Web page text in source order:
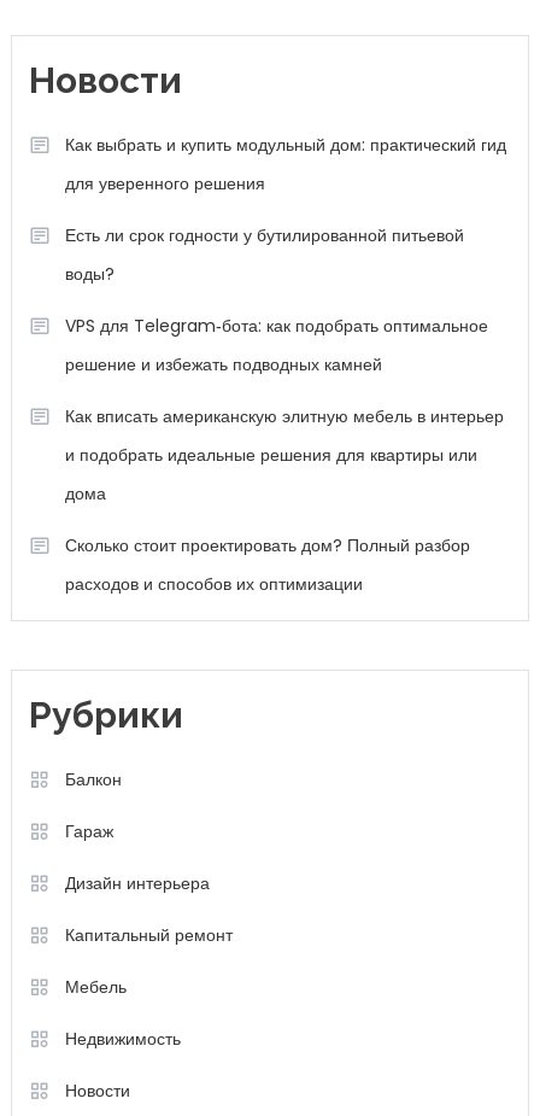
Новости
Как выбрать и купить модульный дом: практический гид
для уверенного решения
Есть ли срок годности у бутилированной питьевой
воды?
VPS для Telegram‑бота: как подобрать оптимальное
решение и избежать подводных камней
Как вписать американскую элитную мебель в интерьер
и подобрать идеальные решения для квартиры или
дома
Сколько стоит проектировать дом? Полный разбор
расходов и способов их оптимизации
Рубрики
Балкон
Гараж
Дизайн интерьера
Капитальный ремонт
Мебель
Недвижимость
Новости